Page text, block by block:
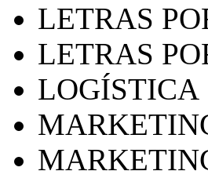
LETRAS
LETRAS
LOGÍSTICA